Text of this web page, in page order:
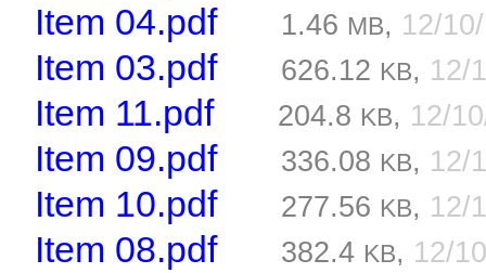
Item 04.pdf 1.46 MB, 12/
Item 03.pdf 626.12 KB, 12/
Item 11.pdf 204.8 KB, 12/
Item 09.pdf 336.08 KB, 12/
Item 10.pdf 277.56 KB, 12/
Item 08.pdf 382.4 KB, 12/